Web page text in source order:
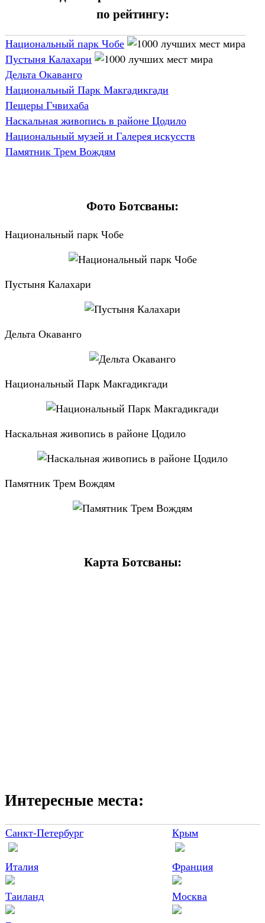
по рейтингу:
Национальный парк Чобе
Пустыня Калахари
Дельта Окаванго
Национальный Парк Макгадикгади
Пещеры Гчвихаба
Наскальная живопись в районе Цодило
Национальный музей и Галерея искусств
Памятник Трем Вождям
Фото Ботсваны:
Национальный парк Чобе
Пустыня Калахари
Дельта Окаванго
Национальный Парк Макгадикгади
Наскальная живопись в районе Цодило
Памятник Трем Вождям
Карта Ботсваны:
Интересные места:
Санкт-Петербург Крым
Италия Франция
Таиланд Москва